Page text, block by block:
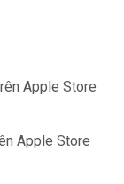
Apple Store
Apple Store